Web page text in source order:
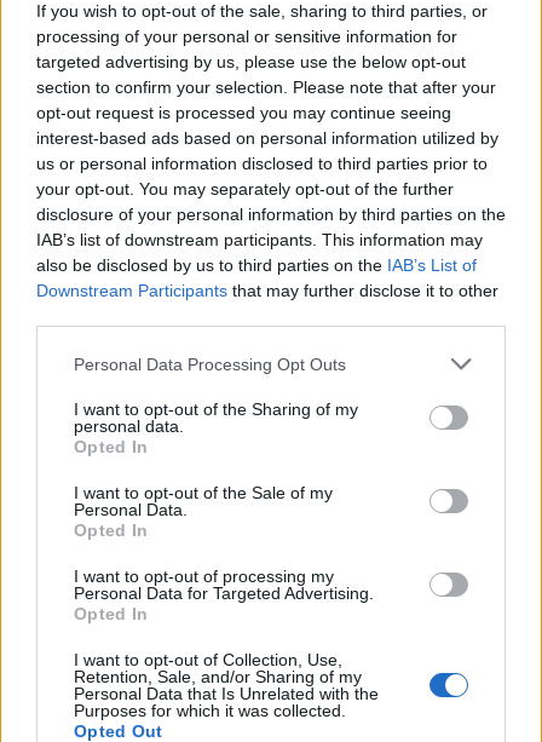
If you wish to opt-out of the sale, sharing to third parties, or
processing of your personal or sensitive information for
targeted advertising by us, please use the below opt-out
section to confirm your selection. Please note that after your
opt-out request is processed you may continue seeing
interest-based ads based on personal information utilized by
us or personal information disclosed to third parties prior to
your opt-out. You may separately opt-out of the further
disclosure of your personal information by third parties on the
IAB’s list of downstream participants. This information may
also be disclosed by us to third parties on the IAB’s List of
Downstream Participants that may further disclose it to other
Please note that this website/app uses one or more Google
not limited to your visit or usage behaviour. You may click to
grant or deny consent to Google and its third-party tags to
use your data for below specified purposes in below Google
consent section.
Personal Data Processing Opt Outs
I want to opt-out of the Sharing of my
personal data.
Opted In
I want to opt-out of the Sale of my
Personal Data.
Opted In
I want to opt-out of processing my
Personal Data for Targeted Advertising.
Opted In
I want to opt-out of Collection, Use,
Retention, Sale, and/or Sharing of my
Personal Data that Is Unrelated with the
Purposes for which it was collected.
Opted Out
manca la possibilità di osservare e commentare in
tempo reale. Preparati con anticipo, scegli la
piattaforma che preferisci e lasciati guidare dal
concetto creativoche animerà la notte: moda, arte
e spettacolo si incontrano in una sola serata,
pronta a offrire spunti di stile e riflessioni culturali.
AUTORE
di investimenti veronese partendo dai bilanci
depositati alla Camera di Commercio; è
analista finanziaria che coordina dossier su
PMI e mercati. Laureata in economia,
newsletter economiche territoriali.